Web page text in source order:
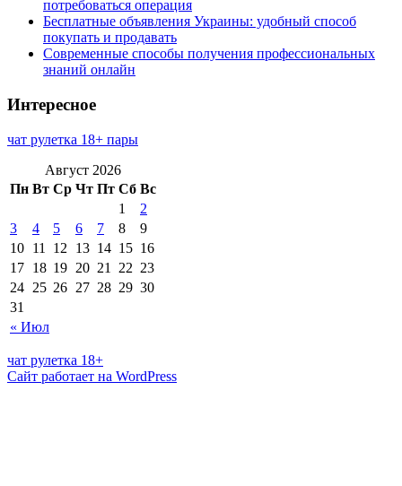
потребоваться операция
Бесплатные объявления Украины: удобный способ
покупать и продавать
Современные способы получения профессиональных
знаний онлайн
Интересное
чат рулетка 18+ пары
Август 2026
Пн Вт Ср Чт Пт Сб Вс
« Июл
1
2
3
4 5 6 7 8
9
10 11 12 13 14 15 16
17 18 19 20 21 22 23
24 25 26 27 28 29 30
31
чат рулетка 18+
Сайт работает на WordPress